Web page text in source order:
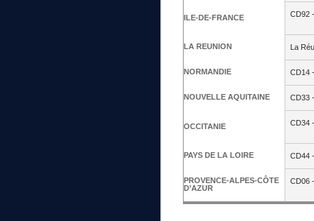
ILE-DE-FRANCE CD92
LA REUNION La
NORMANDIE CD14
NOUVELLE AQUITAINE CD33
OCCITANIE CD34
PAYS DE LA LOIRE CD44
PROVENCE-ALPES-CÔTE
D’AZUR
CD06